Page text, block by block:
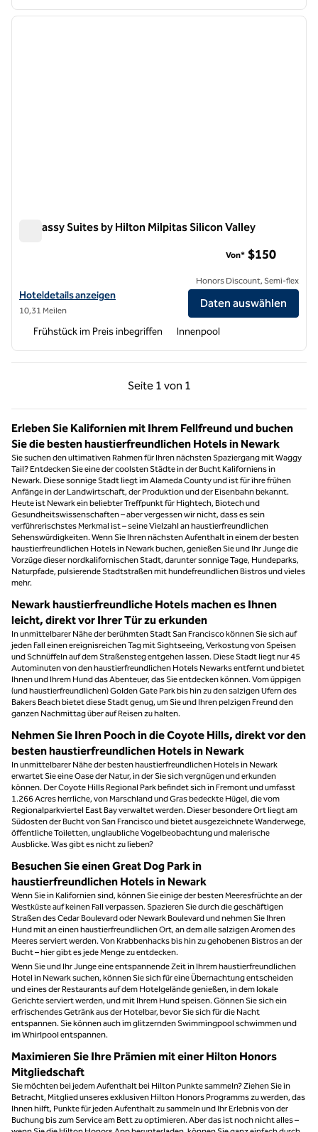
1 von 12
Embassy Suites by Hilton Milpitas Silicon Valley
Hoteldetails für Embassy Suites by Hilton Milpitas Silicon Valley
Hoteldetails anzeigen
10,31 Meilen
Von* $150
Honors Discount, Semi-flex
Daten auswählen
Frühstück im Preis inbegriffen Innenpool
Seite 1 von 1
Vorherige Seite, 1 von 1
Seite 1 von 1
Erleben Sie Kalifornien mit Ihrem Fellfreund und buchen
Sie die besten haustierfreundlichen Hotels in Newark
Sie suchen den ultimativen Rahmen für Ihren nächsten Spaziergang mit Waggy
Tail? Entdecken Sie eine der coolsten Städte in der Bucht Kaliforniens in
Newark. Diese sonnige Stadt liegt im Alameda County und ist für ihre frühen
Anfänge in der Landwirtschaft, der Produktion und der Eisenbahn bekannt.
Heute ist Newark ein beliebter Treffpunkt für Hightech, Biotech und
Gesundheitswissenschaften – aber vergessen wir nicht, dass es sein
verführerischstes Merkmal ist – seine Vielzahl an haustierfreundlichen
Sehenswürdigkeiten. Wenn Sie Ihren nächsten Aufenthalt in einem der besten
haustierfreundlichen Hotels in Newark buchen, genießen Sie und Ihr Junge die
Vorzüge dieser nordkalifornischen Stadt, darunter sonnige Tage, Hundeparks,
Naturpfade, pulsierende Stadtstraßen mit hundefreundlichen Bistros und vieles
mehr.
Newark haustierfreundliche Hotels machen es Ihnen
leicht, direkt vor Ihrer Tür zu erkunden
In unmittelbarer Nähe der berühmten Stadt San Francisco können Sie sich auf
jeden Fall einen ereignisreichen Tag mit Sightseeing, Verkostung von Speisen
und Schnüffeln auf dem Straßensteg entgehen lassen. Diese Stadt liegt nur 45
Autominuten von den haustierfreundlichen Hotels Newarks entfernt und bietet
Ihnen und Ihrem Hund das Abenteuer, das Sie entdecken können. Vom üppigen
(und haustierfreundlichen) Golden Gate Park bis hin zu den salzigen Ufern des
Bakers Beach bietet diese Stadt genug, um Sie und Ihren pelzigen Freund den
ganzen Nachmittag über auf Reisen zu halten.
Nehmen Sie Ihren Pooch in die Coyote Hills, direkt vor den
besten haustierfreundlichen Hotels in Newark
In unmittelbarer Nähe der besten haustierfreundlichen Hotels in Newark
erwartet Sie eine Oase der Natur, in der Sie sich vergnügen und erkunden
können. Der Coyote Hills Regional Park befindet sich in Fremont und umfasst
1.266 Acres herrliche, von Marschland und Gras bedeckte Hügel, die vom
Regionalparkviertel East Bay verwaltet werden. Dieser besondere Ort liegt am
Südosten der Bucht von San Francisco und bietet ausgezeichnete Wanderwege,
öffentliche Toiletten, unglaubliche Vogelbeobachtung und malerische
Ausblicke. Was gibt es nicht zu lieben?
Besuchen Sie einen Great Dog Park in
haustierfreundlichen Hotels in Newark
Wenn Sie in Kalifornien sind, können Sie einige der besten Meeresfrüchte an der
Westküste auf keinen Fall verpassen. Spazieren Sie durch die geschäftigen
Straßen des Cedar Boulevard oder Newark Boulevard und nehmen Sie Ihren
Hund mit an einen haustierfreundlichen Ort, an dem alle salzigen Aromen des
Meeres serviert werden. Von Krabbenhacks bis hin zu gehobenen Bistros an der
Bucht – hier gibt es jede Menge zu entdecken.
Wenn Sie und Ihr Junge eine entspannende Zeit in Ihrem haustierfreundlichen
Hotel in Newark suchen, können Sie sich für eine Übernachtung entscheiden
und eines der Restaurants auf dem Hotelgelände genießen, in dem lokale
Gerichte serviert werden, und mit Ihrem Hund speisen. Gönnen Sie sich ein
erfrischendes Getränk aus der Hotelbar, bevor Sie sich für die Nacht
entspannen. Sie können auch im glitzernden Swimmingpool schwimmen und
im Whirlpool entspannen.
Maximieren Sie Ihre Prämien mit einer Hilton Honors
Mitgliedschaft
Sie möchten bei jedem Aufenthalt bei Hilton Punkte sammeln? Ziehen Sie in
Betracht, Mitglied unseres exklusiven Hilton Honors Programms zu werden, das
Ihnen hilft, Punkte für jeden Aufenthalt zu sammeln und Ihr Erlebnis von der
Buchung bis zum Service am Bett zu optimieren. Aber das ist noch nicht alles –